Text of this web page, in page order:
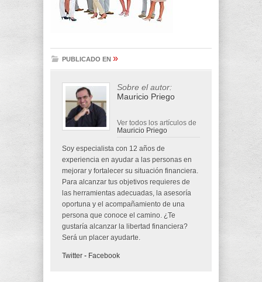
PUBLICADO EN »
Sobre el autor:
Mauricio Priego
Ver todos los artículos de
Mauricio Priego
Soy especialista con 12 años de
experiencia en ayudar a las personas en
mejorar y fortalecer su situación financiera.
Para alcanzar tus objetivos requieres de
las herramientas adecuadas, la asesoría
oportuna y el acompañamiento de una
persona que conoce el camino. ¿Te
gustaría alcanzar la libertad financiera?
Será un placer ayudarte.
Twitter - Facebook